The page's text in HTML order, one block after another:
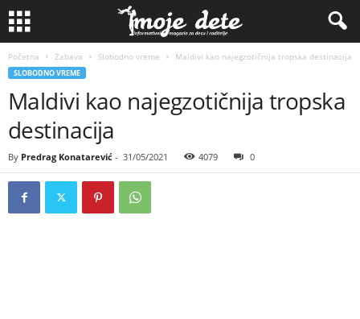
Početna Zabava Slobodno vreme Maldivi kao najegzotičnija tropska destinacija
SLOBODNO VREME
Maldivi kao najegzotičnija tropska
destinacija
By Predrag Konatarević - 31/05/2021 4079 0